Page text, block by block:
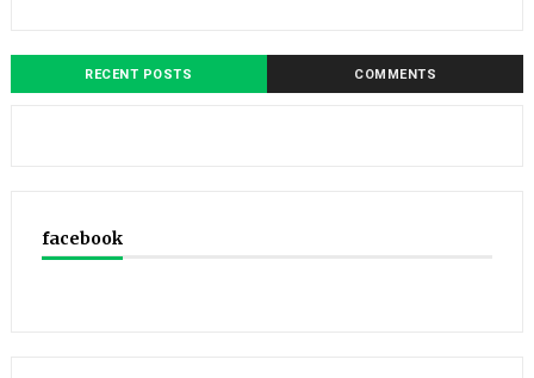
RECENT POSTS COMMENTS
facebook